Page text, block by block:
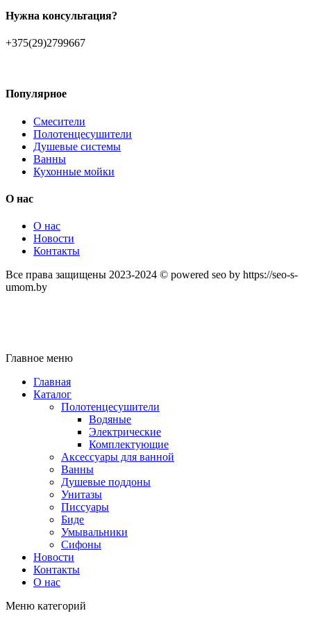
Нужна консультация?
+375(29)2799667
Популярное
Смесители
Полотенцесушители
Душевые системы
Ванны
Кухонные мойки
О нас
О нас
Новости
Контакты
Все права защищены 2023-2024 © powered seo by https://seo-s-
umom.by
Главное меню
Главная
Каталог
Полотенцесушители
Водяные
Электрические
Комплектующие
Аксессуары для ванной
Ванны
Душевые поддоны
Унитазы
Писсуары
Биде
Умывальники
Сифоны
Новости
Контакты
О нас
Меню категорий